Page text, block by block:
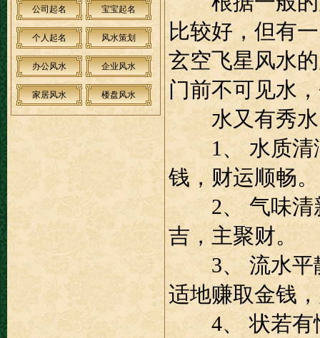
公司起名 宝宝起名
个人起名 风水策划
办公风水 企业风水
家居风水 楼盘风水
比较好，但有
玄空飞星风水
门前不可见水
水又有秀水
1、 水质清澈
钱，财运顺畅。
2、 气味清新
吉，主聚财。
3、 流水平静
适地赚取金钱
4、 状若有情